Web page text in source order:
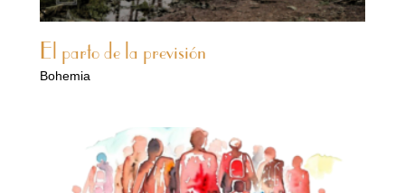
El parto de la previsión
Bohemia